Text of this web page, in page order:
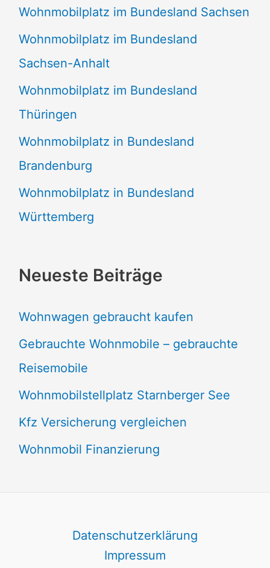
Wohnmobilplatz im Bundesland Sachsen
Wohnmobilplatz im Bundesland
Sachsen-Anhalt
Wohnmobilplatz im Bundesland
Thüringen
Wohnmobilplatz in Bundesland
Brandenburg
Wohnmobilplatz in Bundesland
Württemberg
Neueste Beiträge
Wohnwagen gebraucht kaufen
Gebrauchte Wohnmobile – gebrauchte
Reisemobile
Wohnmobilstellplatz Starnberger See
Kfz Versicherung vergleichen
Wohnmobil Finanzierung
Datenschutzerklärung
Impressum